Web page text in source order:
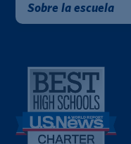
Sobre la escuela